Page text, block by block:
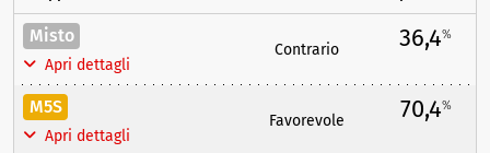
Misto
Apri dettagli
Contrario 36,4%
M5S
Apri dettagli
Favorevole 70,4%